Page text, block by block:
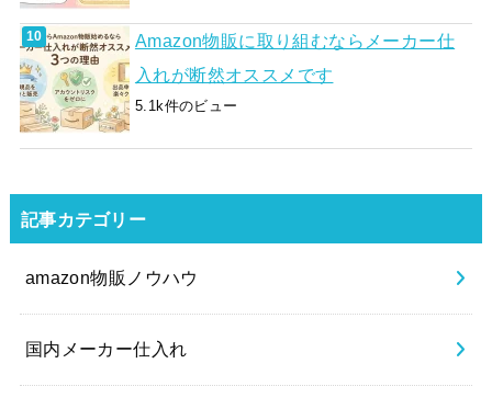
Amazon物販に取り組むならメーカー仕
入れが断然オススメです
5.1k件のビュー
記事カテゴリー
amazon物販ノウハウ
国内メーカー仕入れ